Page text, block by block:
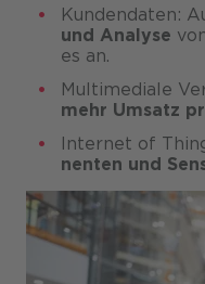
Kunden­daten:
und Analyse
es an.
Multimediale
mehr Umsatz
Internet of
nenten und